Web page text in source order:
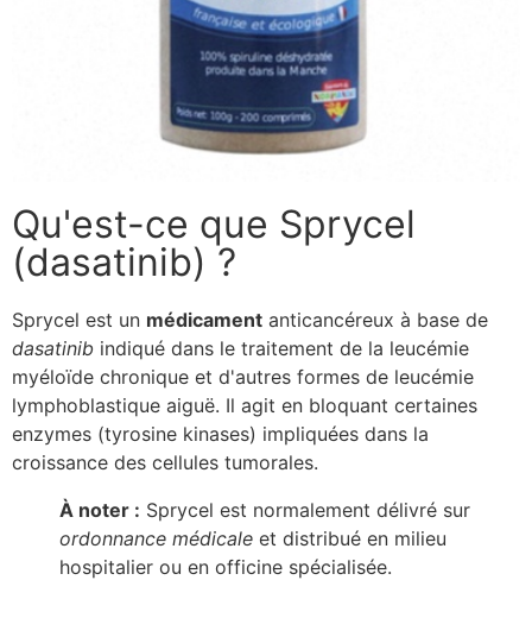
Qu'est-ce que Sprycel
(dasatinib) ?
Sprycel est un médicament anticancéreux à base de
dasatinib indiqué dans le traitement de la leucémie
myéloïde chronique et d'autres formes de leucémie
lymphoblastique aiguë. Il agit en bloquant certaines
enzymes (tyrosine kinases) impliquées dans la
croissance des cellules tumorales.
À noter : Sprycel est normalement délivré sur
ordonnance médicale et distribué en milieu
hospitalier ou en officine spécialisée.